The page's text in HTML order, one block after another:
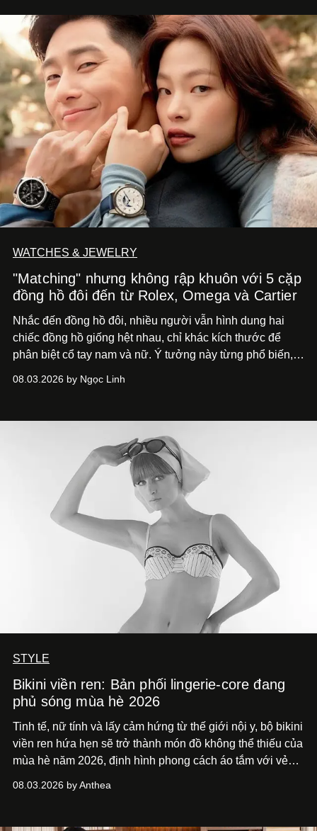
WATCHES & JEWELRY
"Matching" nhưng không rập khuôn với 5 cặp
đồng hồ đôi đến từ Rolex, Omega và Cartier
Nhắc đến đồng hồ đôi, nhiều người vẫn hình dung hai
chiếc đồng hồ giống hệt nhau, chỉ khác kích thước để
phân biệt cổ tay nam và nữ. Ý tưởng này từng phổ biến,
khá rập khuôn. Nói lời tạm biết hai phiên bản nam nữ
mải miết tìm kiếm sự đồng nhất tuyệt đối. Họ để những
đường nét, tỷ lệ và bảng màu nối liền hai thiết kế, dù mỗi
phiên bản vẫn mang linh hồn riêng.
08.03.2026 by Ngọc Linh
STYLE
Bikini viền ren: Bản phối lingerie-core đang
phủ sóng mùa hè 2026
Tinh tế, nữ tính và lấy cảm hứng từ thế giới nội y, bộ bikini
viền ren hứa hẹn sẽ trở thành món đồ không thể thiếu của
mùa hè năm 2026, định hình phong cách áo tắm với vẻ
08.03.2026 by Anthea